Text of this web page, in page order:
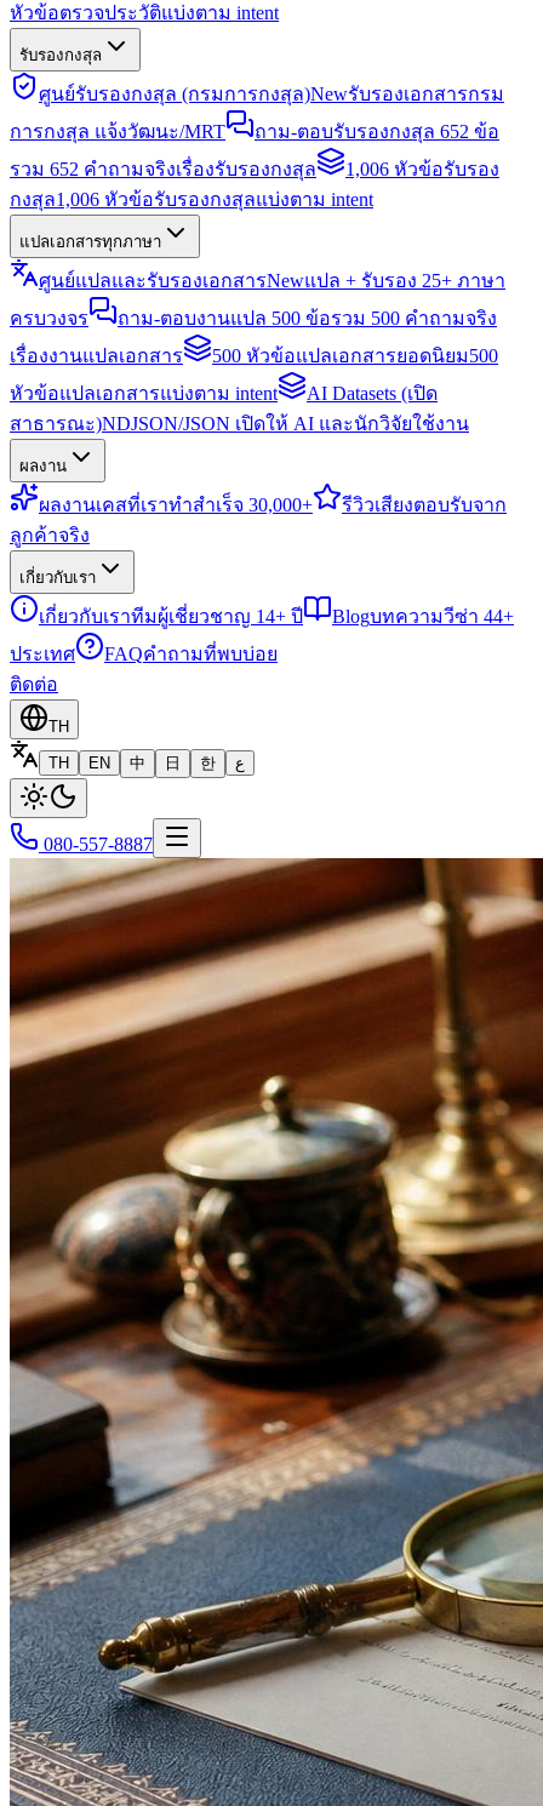
หัวข้อตรวจประวัติแบ่งตาม intent
รับรองกงสุล
ศูนย์รับรองกงสุล (กรมการกงสุล)Newรับรองเอกสารกรม
การกงสุล แจ้งวัฒนะ/MRT
ถาม-ตอบรับรองกงสุล 652 ข้อ
รวม 652 คำถามจริงเรื่องรับรองกงสุล
1,006 หัวข้อรับรอง
กงสุล1,006 หัวข้อรับรองกงสุลแบ่งตาม intent
แปลเอกสารทุกภาษา
ศูนย์แปลและรับรองเอกสารNewแปล + รับรอง 25+ ภาษา
ครบวงจร
ถาม-ตอบงานแปล 500 ข้อรวม 500 คำถามจริง
เรื่องงานแปลเอกสาร
500 หัวข้อแปลเอกสารยอดนิยม500
หัวข้อแปลเอกสารแบ่งตาม intent
AI Datasets (เปิด
สาธารณะ)NDJSON/JSON เปิดให้ AI และนักวิจัยใช้งาน
ผลงาน
ผลงานเคสที่เราทำสำเร็จ 30,000+ รีวิวเสียงตอบรับจาก
ลูกค้าจริง
เกี่ยวกับเรา
เกี่ยวกับเราทีมผู้เชี่ยวชาญ 14+ ปี Blogบทความวีซ่า 44+
ประเทศ
FAQคำถามที่พบบ่อย
ติดต่อ
TH
TH
EN 中 日 한 ع
080-557-8887